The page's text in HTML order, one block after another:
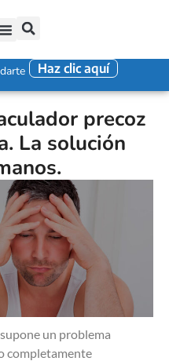
Haz clic aquí
precoz
La solución
un problema
completamente